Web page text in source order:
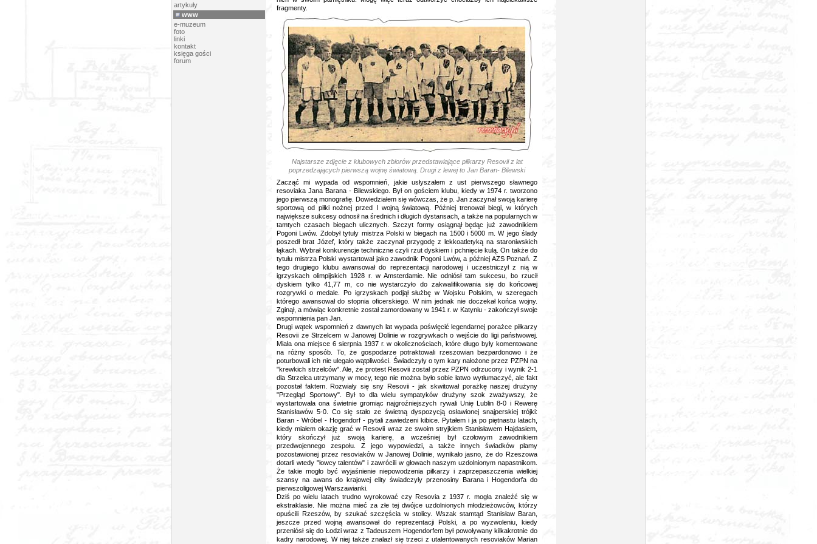
artykuły
www
e-muzeum
foto
linki
kontakt
księga gości
forum
fragmenty.
Najstarsze zdjęcie z klubowych zbiorów przedstawiające piłkarzy Resovii z lat
poprzedzających pierwszą wojnę światową. Drugi z lewej to Jan Baran- Bilewski
Zacząć mi wypada od wspomnień, jakie usłyszałem z ust pierwszego sławnego
resoviaka Jana Barana - Bilewskiego. Był on gościem klubu, kiedy w 1974 r. tworzono
jego pierwszą monografię. Dowiedziałem się wówczas, że p. Jan zaczynał swoją karierę
sportową od piłki nożnej przed I wojną światową. Później trenował biegi, w których
największe sukcesy odnosił na średnich i długich dystansach, a także na popularnych w
tamtych czasach biegach ulicznych. Szczyt formy osiągnął będąc już zawodnikiem
Pogoni Lwów. Zdobył tytuły mistrza Polski w biegach na 1500 i 5000 m. W jego ślady
poszedł brat Józef, który także zaczynał przygodę z lekkoatletyką na staroniwskich
łąkach. Wybrał konkurencje techniczne czyli rzut dyskiem i pchnięcie kulą. On także do
tytułu mistrza Polski wystartował jako zawodnik Pogoni Lwów, a później AZS Poznań. Z
tego drugiego klubu awansował do reprezentacji narodowej i uczestniczył z nią w
igrzyskach olimpijskich 1928 r. w Amsterdamie. Nie odniósł tam sukcesu, bo rzucił
dyskiem tylko 41,77 m, co nie wystarczyło do zakwalifikowania się do końcowej
rozgrywki o medale. Po igrzyskach podjął służbę w Wojsku Polskim, w szeregach
którego awansował do stopnia oficerskiego. W nim jednak nie doczekał końca wojny.
Zginął, a mówiąc konkretnie został zamordowany w 1941 r. w Katyniu - zakończył swoje
wspomnienia pan Jan.
Drugi wątek wspomnień z dawnych lat wypada poświęcić legendarnej porażce piłkarzy
Resovii ze Strzelcem w Janowej Dolinie w rozgrywkach o wejście do ligi państwowej.
Miała ona miejsce 6 sierpnia 1937 r. w okolicznościach, które długo były komentowane
na różny sposób. To, że gospodarze potraktowali rzeszowian bezpardonowo i że
poturbowali ich nie ulegało wątpliwości. Świadczyły o tym kary nałożone przez PZPN na
"krewkich strzelców". Ale, że protest Resovii został przez PZPN odrzucony i wynik 2-1
dla Strzelca utrzymany w mocy, tego nie można było sobie łatwo wytłumaczyć, ale fakt
pozostał faktem. Rozwiały się sny Resovii - jak skwitował porażkę naszej drużyny
"Przegląd Sportowy". Był to dla wielu sympatyków drużyny szok zważywszy, że
wystartowała ona świetnie gromiąc najgroźniejszych rywali Unię Lublin 8-0 i Rewerę
Stanisławów 5-0. Co się stało ze świetną dyspozycją osławionej snajperskiej trójki:
Baran - Wróbel - Hogendorf - pytali zawiedzeni kibice. Pytałem i ja po piętnastu latach,
kiedy miałem okazję grać w Resovii wraz ze swoim stryjkiem Stanisławem Hajdasiem,
który skończył już swoją karierę, a wcześniej był czołowym zawodnikiem
przedwojennego zespołu. Z jego wypowiedzi, a także innych świadków plamy
pozostawionej przez resoviaków w Janowej Dolinie, wynikało jasno, że do Rzeszowa
dotarli wtedy "łowcy talentów" i zawrócili w głowach naszym uzdolnionym napastnikom.
Że takie mogło być wyjaśnienie niepowodzenia piłkarzy i zaprzepaszczenia wielkiej
szansy na awans do krajowej elity świadczyły przenosiny Barana i Hogendorfa do
pierwszoligowej Warszawianki.
Dziś po wielu latach trudno wyrokować czy Resovia z 1937 r. mogła znaleźć się w
ekstraklasie. Nie można mieć za złe tej dwójce uzdolnionych młodzieżowców, którzy
opuścili Rzeszów, by szukać szczęścia w stolicy. Wszak stamtąd Stanisław Baran,
jeszcze przed wojną awansował do reprezentacji Polski, a po wyzwoleniu, kiedy
przeniósł się do Łodzi wraz z Tadeuszem Hogendorfem był powoływany kilkakrotnie do
kadry narodowej. W niej także znalazł się trzeci z utalentowanych resoviaków Marian